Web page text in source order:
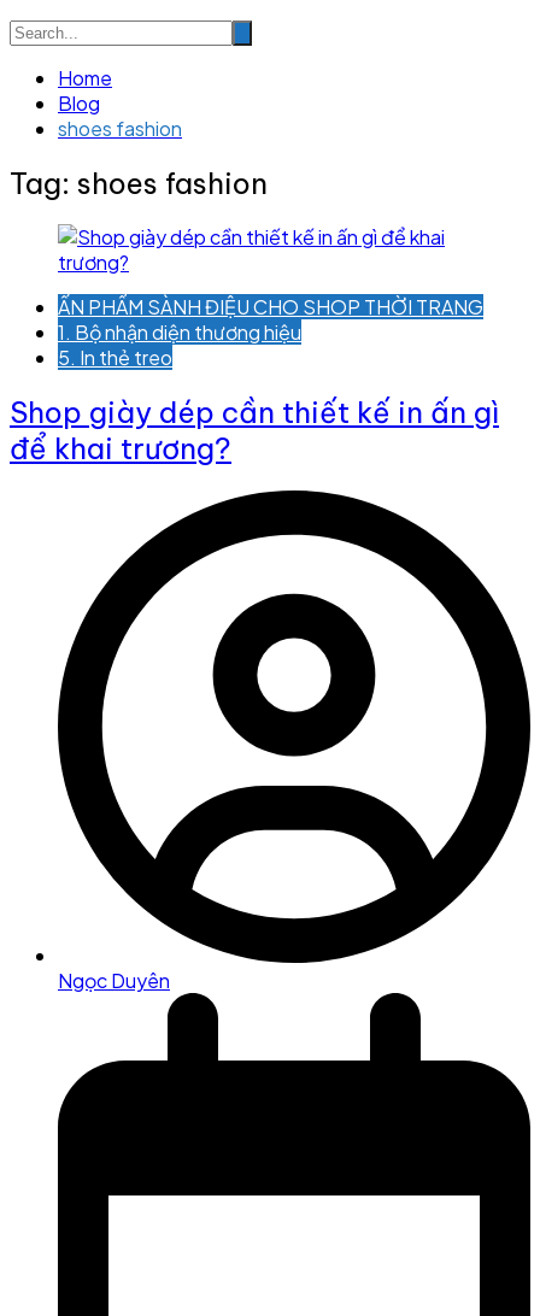
Home
Blog
shoes fashion
Tag: shoes fashion
ẤN PHẨM SÀNH ĐIỆU CHO SHOP THỜI TRANG
1. Bộ nhận diện thương hiệu
5. In thẻ treo
Shop giày dép cần thiết kế in ấn gì
để khai trương?
Ngọc Duyên